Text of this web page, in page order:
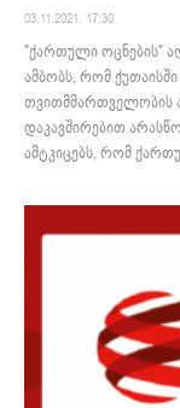
03.11.2021. 17:30
"ქართული ოცნების"
ამბობს, რომ
თვითმმართველობის
დაკავშირებით
ამტკიცებს, რომ